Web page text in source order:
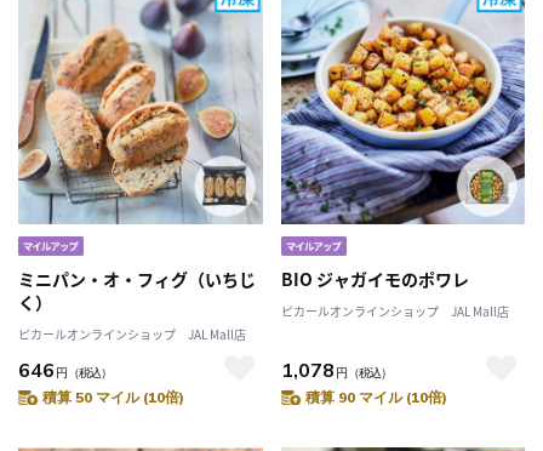
ミニパン・オ・フィグ（いちじ
く）
ピカールオンラインショップ JAL Mall店
646 円 （税込）
積算 50 マイル (10倍)
BIO ジャガイモのポワレ
ピカールオンラインショップ JAL Mall店
1,078 円 （税込）
積算 90 マイル (10倍)